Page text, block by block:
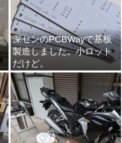
深センのPCBWayで基板
製造しました。小ロット
だけど。